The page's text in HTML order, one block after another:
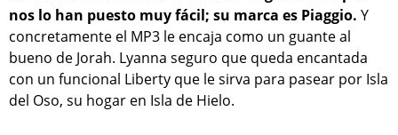
nos lo han puesto muy fácil; su marca es Piaggio. Y
concretamente el MP3 le encaja como un guante al
bueno de Jorah. Lyanna seguro que queda encantada
con un funcional Liberty que le sirva para pasear por Isla
del Oso, su hogar en Isla de Hielo.